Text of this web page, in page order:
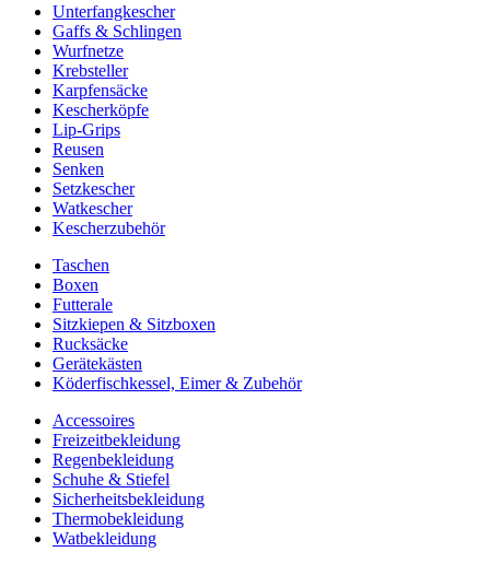
Unterfangkescher
Gaffs & Schlingen
Wurfnetze
Krebsteller
Karpfensäcke
Kescherköpfe
Lip-Grips
Reusen
Senken
Setzkescher
Watkescher
Kescherzubehör
Taschen
Boxen
Futterale
Sitzkiepen & Sitzboxen
Rucksäcke
Gerätekästen
Köderfischkessel, Eimer & Zubehör
Accessoires
Freizeitbekleidung
Regenbekleidung
Schuhe & Stiefel
Sicherheitsbekleidung
Thermobekleidung
Watbekleidung